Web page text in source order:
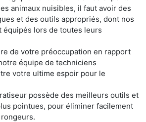
animaux nuisibles, il faut avoir des
et des outils appropriés, dont nos
équipés lors de toutes leurs
de votre préoccupation en rapport
équipe de techniciens
votre ultime espoir pour le
possède des meilleurs outils et
pointues, pour éliminer facilement